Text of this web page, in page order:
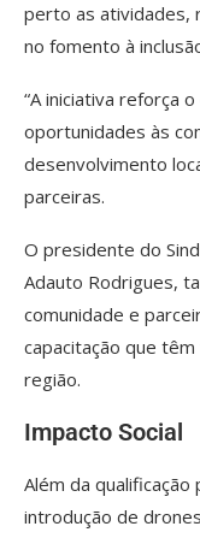
perto as atividades,
no fomento à
“A iniciativa reforça
oportunidades às
desenvolvimento
parceiras.
O presidente do
Adauto Rodrigues,
comunidade e
capacitação que
região.
Impacto Social
Além da
introdução de